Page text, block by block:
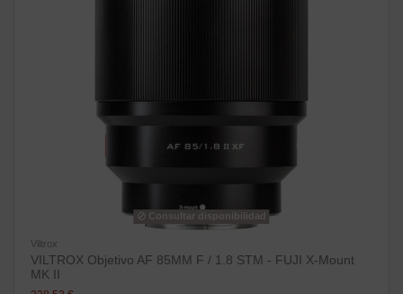
Consultar disponibilidad
Viltrox
VILTROX Objetivo AF 85MM F / 1.8 STM - FUJI X-Mount
MK II